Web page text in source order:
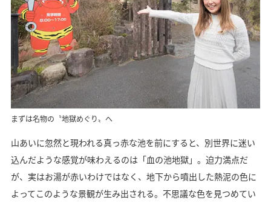
まずは名物の〝地獄めぐり〟へ
山あいに忽然と現われる真っ赤な池を前にすると、別世界に迷い
込んだような感覚が味わえるのは「血の池地獄」。迫力満点だ
が、実はお湯が赤いわけではなく、地下から噴出した熱泥の色に
よってこのような景観が生み出される。不思議な色を見つめてい